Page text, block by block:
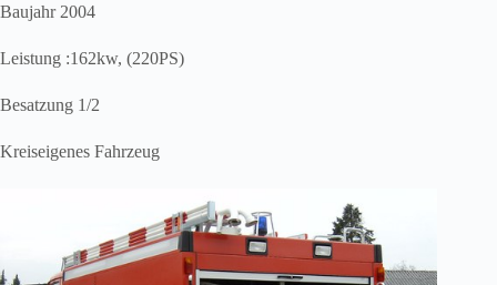
Baujahr 2004
Leistung :162kw, (220PS)
Besatzung 1/2
Kreiseigenes Fahrzeug